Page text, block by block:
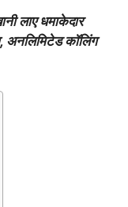
लाए धमाकेदार
कॉलिंग